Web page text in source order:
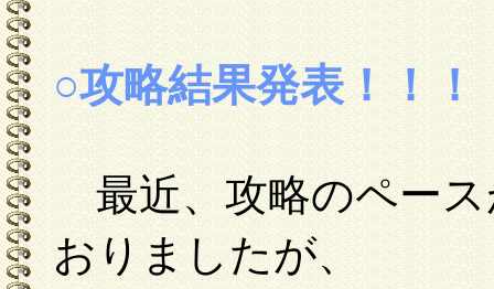
○攻略結果発表！！！
最近、攻略のペース
おりましたが、